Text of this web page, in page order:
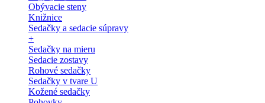
Obývacie steny
Knižnice
Sedačky a sedacie súpravy
+
Sedačky na mieru
Sedacie zostavy
Rohové sedačky
Sedačky v tvare U
Kožené sedačky